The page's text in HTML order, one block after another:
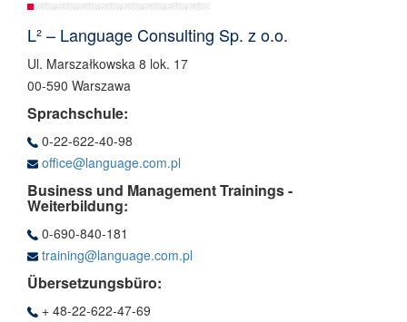
L² – Language Consulting Sp. z o.o.
Ul. Marszałkowska 8 lok. 17
00-590 Warszawa
Sprachschule:
0-22-622-40-98
office@language.com.pl
Business und Management Trainings -
Weiterbildung:
0-690-840-181
training@language.com.pl
Übersetzungsbüro:
+ 48-22-622-47-69